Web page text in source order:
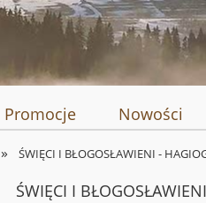
Promocje Nowości
» ŚWIĘCI I BŁOGOSŁAWIENI -
ŚWIĘCI I